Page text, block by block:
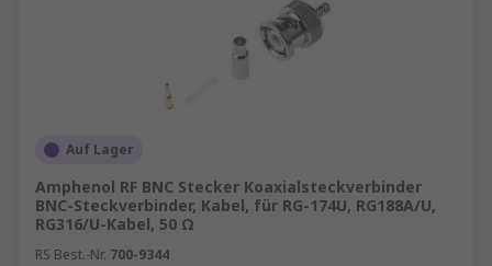
Auf Lager
Amphenol RF BNC Stecker Koaxialsteckverbinder
BNC-Steckverbinder, Kabel, für RG-174U, RG188A/U,
RG316/U-Kabel, 50 Ω
RS Best.-Nr. 700-9344